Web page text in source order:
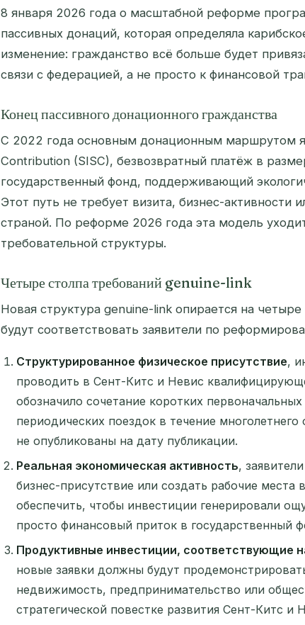
8 января 2026 года о масштабной реформе
пассивных донаций, которая определяла
изменение: гражданство всё больше будет
связи с федерацией, а не просто к финансовой
Конец пассивного донационного гражданства
С 2022 года основным донационным маршрутом
Contribution (SISC), безвозвратный платёж в
государственный фонд, поддерживающий
Этот путь не требует визита, бизнес-активности
страной. По реформе 2026 года эта модель
требовательной структуры.
Четыре столпа требований genuine-link
Новая структура genuine-link опирается на
будут соответствовать заявители по
Структурированное физическое присутствие,
проводить в Сент-Китс и Невис
обозначило сочетание коротких
периодических поездок в течение
не опубликованы на дату публикации.
Реальная экономическая активность,
бизнес-присутствие или создать рабочие места
обеспечить, чтобы инвестиции генерировали
просто финансовый приток в государственный
Продуктивные инвестиции, соответствующие
новые заявки должны будут
недвижимость, предпринимательство или
стратегической повестке развития Сент-Китс и